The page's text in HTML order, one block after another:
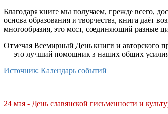
Благодаря книге мы получаем, прежде всего,
основа образования и творчества, книга даёт
многообразия, это мост, соединяющий разные
Отмечая Всемирный День книги и авторского
— это лучший помощник в наших общих
Источник: Календарь событий
24 мая - День славянской письменности и